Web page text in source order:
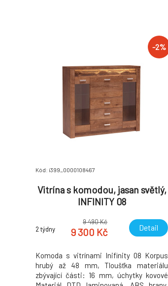
-2%
Kód: i399_0000108467
Vitrína s komodou, jasan světlý,
INFINITY 08
2 týdny
9 490 Kč
9 300 Kč Detail
Komoda s vitrínami Inifinity 08 Korpus
hrubý až 48 mm, Tloušťka materiálu
zbývající části: 16 mm, úchytky kovové